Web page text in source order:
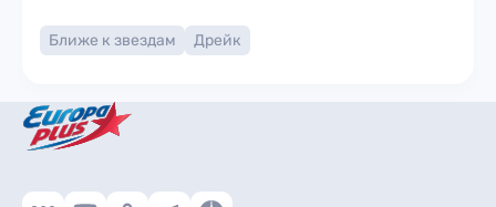
Ближе к звездам Дрейк